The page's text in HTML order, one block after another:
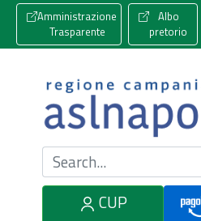
Amministrazione
Trasparente
Albo
pretorio
Cerca nel sito
CUP